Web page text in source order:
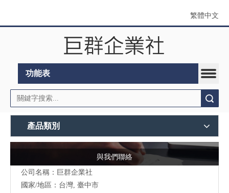
繁體中文
功能表
產品類別
與我們聯絡
公司名稱：巨群企業社
國家/地區：台灣, 臺中市